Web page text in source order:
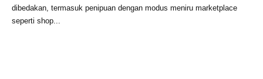
dibedakan, termasuk penipuan dengan modus meniru marketplace
seperti shop...